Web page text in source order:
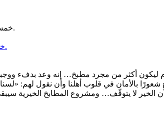
خمسة عشر عامًا من العطاء… وخمسة عشر عامًا من الحلم الذي أصبح واقعًا.
في خيام الشمال السوري، يفتح مطبخ أبو الحسن 2 أبوابه كل يوم ليكون
شعورًا بالأمان في قلوب أهلنا وأن نقول لهم:
لا يتوقّف… ومشروع المطابخ الخيرية